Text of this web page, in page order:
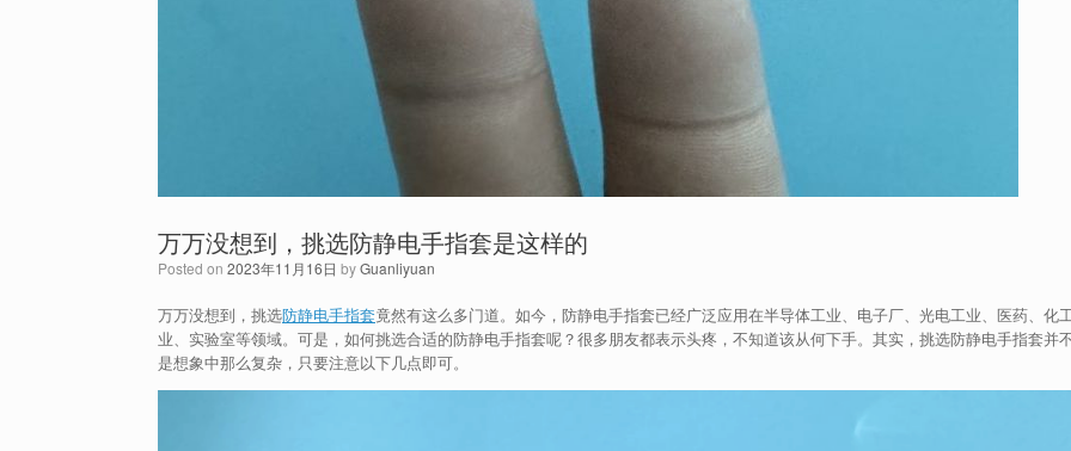
万万没想到，挑选防静电手指套是这样的
Posted on 2023年11月16日 byGuanliyuan
万万没想到，挑选防静电手指套竟然有这么多门道。如今，防静电手指套已经广泛应用在半导体工业、电子厂、光电工业、医药、化
业、实验室等领域。可是，如何挑选合适的防静电手指套呢？很多朋友都表示头疼，不知道该从何下手。其实，挑选防静电手指套并
是想象中那么复杂，只要注意以下几点即可。